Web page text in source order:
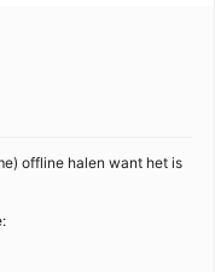
offline halen want het is